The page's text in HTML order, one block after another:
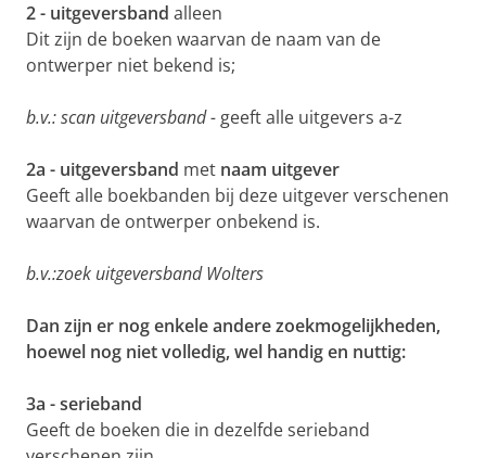
2 - uitgeversband alleen
Dit zijn de boeken waarvan de naam van de
ontwerper niet bekend is;
b.v.: scan uitgeversband - geeft alle uitgevers a-z
2a - uitgeversband met naam uitgever
Geeft alle boekbanden bij deze uitgever verschenen
waarvan de ontwerper onbekend is.
b.v.:zoek uitgeversband Wolters
Dan zijn er nog enkele andere zoekmogelijkheden,
hoewel nog niet volledig, wel handig en nuttig:
3a - serieband
Geeft de boeken die in dezelfde serieband